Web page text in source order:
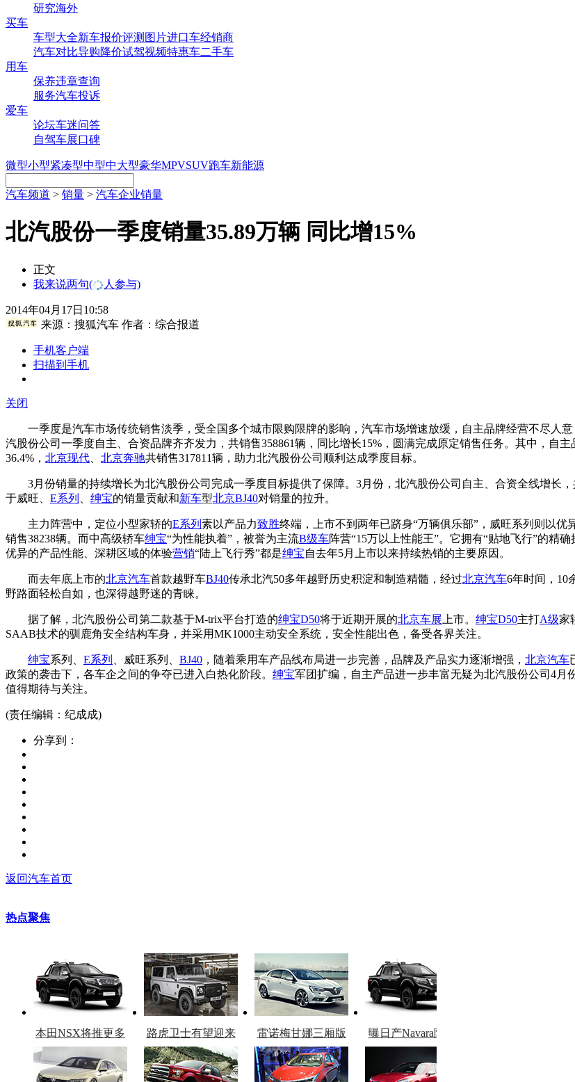
研究海外
买车
车型大全新车报价评测 图片进口车经销商
汽车对比导购降价试驾视频特惠车二手车
用车
保养违章查询
服务汽车投诉
爱车
论坛车迷问答
自驾车展口碑
微型小型紧凑型中型中大型豪华MPVSUV跑车新能源
汽车频道 > 销量 > 汽车企业销量
北汽股份一季度销量35.89万辆 同比增15%
正文
我来说两句( 人参与)
2014年04月17日10:58
来源： 搜狐汽车作者：综合报道
手机客户端
扫描到手机
关闭
一季度是汽车市场传统销售淡季，受全国多个城市限购限牌的影响，汽车市场增速放缓，自主品牌经营不尽人
汽股份公司一季度自主、合资品牌齐齐发力，共销售358861辆，同比增长15%，圆满完成原定销售任务。其中，自
36.4%， 北京现代 北京奔驰共销售317811辆，助力北汽股份公司顺利达成季度目标。
3月份销量的持续增长为北汽股份公司完成一季度目标提供了保障。3月份，北汽股份公司自主、合资全线增长，
于威旺、 E系列 绅宝的销量贡献和新车型北京BJ40对销量的拉升。
主力阵营中，定位小型家轿的E系列 素以产品力致胜终端，上市不到两年已跻身“万辆俱乐部”，威旺系列则以优
销售38238辆。而中高级轿车绅宝“为性能执着”，被誉为主流B级车阵营“15万以上性能王”。它拥有“贴地飞行”的精
优异的产品性能、深耕区域的体验营销“陆上飞行秀”都是绅宝自去年5月上市以来持续热销的主要原因。
而去年底上市的北京汽车首款越野车BJ40传承北汽50多年越野历史积淀和制造精髓，经过北京汽车6年时间，10
野路面轻松自如，也深得越野迷的青睐。
据了解，北汽股份公司第二款基于M-trix平台打造的绅宝D50将于近期开展的北京车展 上市。 绅宝D50主打A级家
SAAB技术的驯鹿角安全结构车身，并采用MK1000主动安全系统，安全性能出色，备受各界关注。
绅宝系列、 E系列 、威旺系列、 BJ40 ，随着乘用车产品线布局进一步完善，品牌及产品实力逐渐增强， 北京汽车
政策的袭击下，各车企之间的争夺已进入白热化阶段。 绅宝军团扩编，自主产品进一步丰富无疑为北汽股份公司4
值得期待与关注。
(责任编辑：纪成成)
分享到：
返回汽车首页
热点聚焦
本田NSX将推更多
车型
路虎卫士有望迎来
复产
雷诺梅甘娜三厢版
官图
曝日产Navara限量